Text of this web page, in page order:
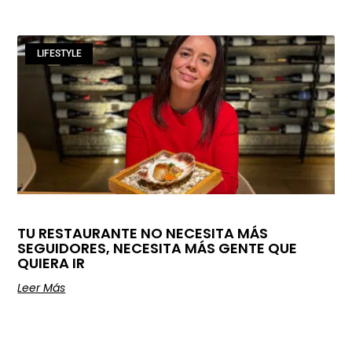
LIFESTYLE
TU RESTAURANTE NO NECESITA MÁS
SEGUIDORES, NECESITA MÁS GENTE QUE
QUIERA IR
Leer Más